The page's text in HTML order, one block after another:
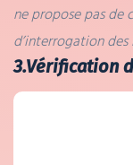
ne propose pas de
d’interrogation des
3.Vérification